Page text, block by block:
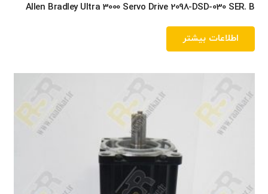
Allen Bradley Ultra 3000 Servo Drive 2098-DSD-030 SER. B
اطلاعات بیشتر